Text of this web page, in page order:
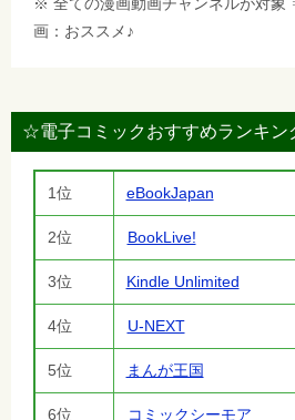
画：おススメ♪
☆電子コミックおすすめランキン
1位 eBookJapan
2位 BookLive!
3位 Kindle Unlimited
4位 U-NEXT
5位 まんが王国
6位 コミックシーモア